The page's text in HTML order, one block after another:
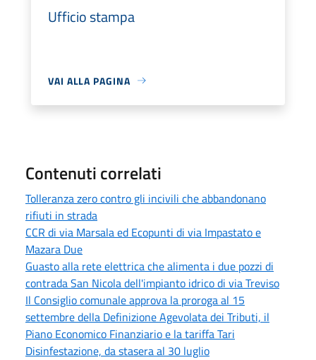
Ufficio stampa
VAI ALLA PAGINA
Contenuti correlati
Tolleranza zero contro gli incivili che abbandonano
rifiuti in strada
CCR di via Marsala ed Ecopunti di via Impastato e
Mazara Due
Guasto alla rete elettrica che alimenta i due pozzi di
contrada San Nicola dell'impianto idrico di via Treviso
Il Consiglio comunale approva la proroga al 15
settembre della Definizione Agevolata dei Tributi, il
Piano Economico Finanziario e la tariffa Tari
Disinfestazione, da stasera al 30 luglio